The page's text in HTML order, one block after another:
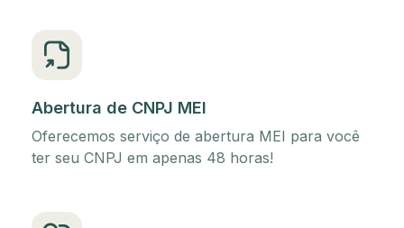
Abertura de CNPJ MEI
Oferecemos serviço de abertura MEI para você
ter seu CNPJ em apenas 48 horas!